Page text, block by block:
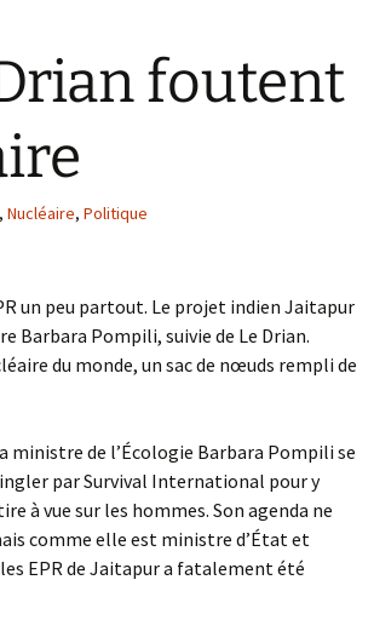
foutent
, Nucléaire, Politique
un peu partout. Le projet indien Jaitapur
Barbara Pompili, suivie de Le Drian.
du monde, un sac de nœuds rempli de
ministre de l’Écologie Barbara Pompili se
par Survival International pour y
à vue sur les hommes. Son agenda ne
comme elle est ministre d’État et
EPR de Jaitapur a fatalement été